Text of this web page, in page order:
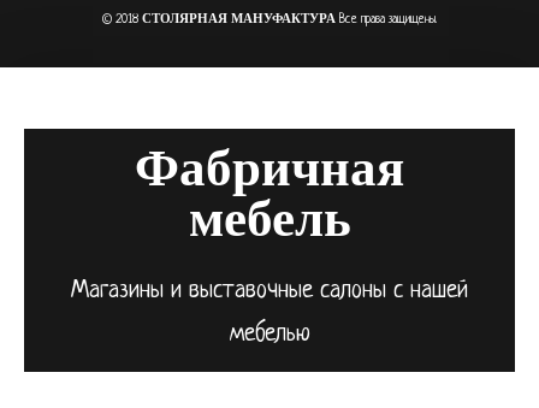
© 2018 СТОЛЯРНАЯ МАНУФАКТУРА Все права защищены.
Фабричная
мебель
Магазины и выставочные салоны с нашей
мебелью